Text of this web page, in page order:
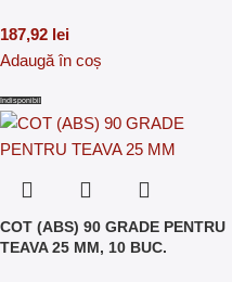
187,92 lei
Adaugă în coș
Indisponibil
COT (ABS) 90 GRADE PENTRU
TEAVA 25 MM, 10 BUC.